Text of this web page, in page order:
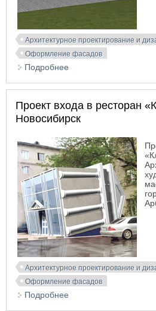
Архитектурное проектирование и
Оформление фасадов
Подробнее
Проект входа в ресторан
Новосибирск
Архитектурное проектирование и
Оформление фасадов
Подробнее